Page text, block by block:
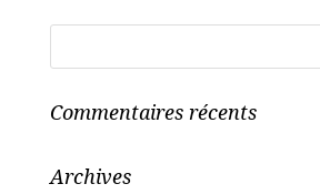
Commentaires récents
Archives